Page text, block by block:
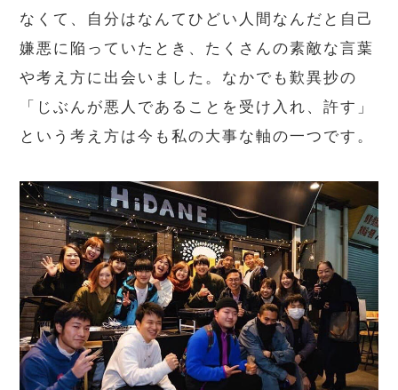
なくて、自分はなんてひどい人間なんだと自己
嫌悪に陥っていたとき、たくさんの素敵な言葉
や考え方に出会いました。なかでも歎異抄の
「じぶんが悪人であることを受け入れ、許す」
という考え方は今も私の大事な軸の一つです。